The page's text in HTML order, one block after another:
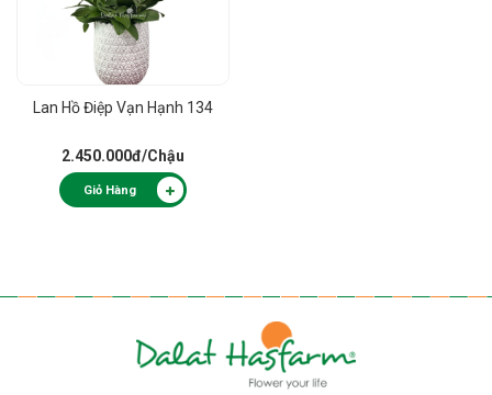
Lan Hồ Điệp Vạn Hạnh 134
2.450.000đ/Chậu
Giỏ Hàng